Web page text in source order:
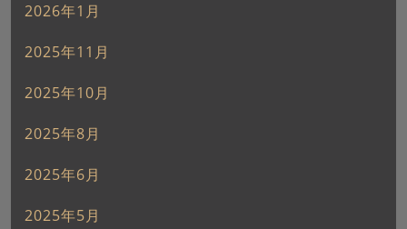
2026年1月
2025年11月
2025年10月
2025年8月
2025年6月
2025年5月